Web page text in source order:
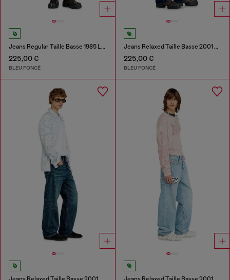
Jeans Regular Taille Basse 1985 Larkee
225,00 €
BLEU FONCÉ
Jeans Relaxed Taille Basse 2001 D-Macro
225,00 €
BLEU FONCÉ